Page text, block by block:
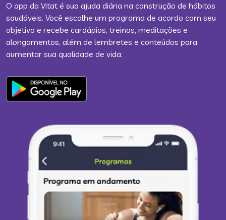
O app da Vitat é sua ajuda diária na construção de hábitos
saudáveis. Você escolhe um programa de acordo com seu
objetivo e recebe cardápios, treinos, meditações e
alongamentos, além de lembretes e conteúdos para
aumentar sua qualidade de vida.